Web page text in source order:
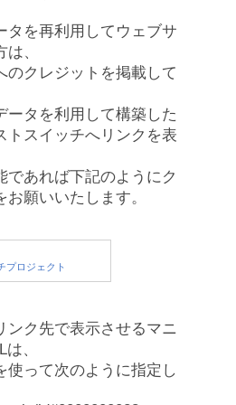
タを再利用してウェブサ
、
のクレジットを掲載して
ータを利用して構築した
トスイッチへリンクを表
であれば下記のようにク
願いいたします。
ンク先で表示させるマニ
、
使って次のように指定し